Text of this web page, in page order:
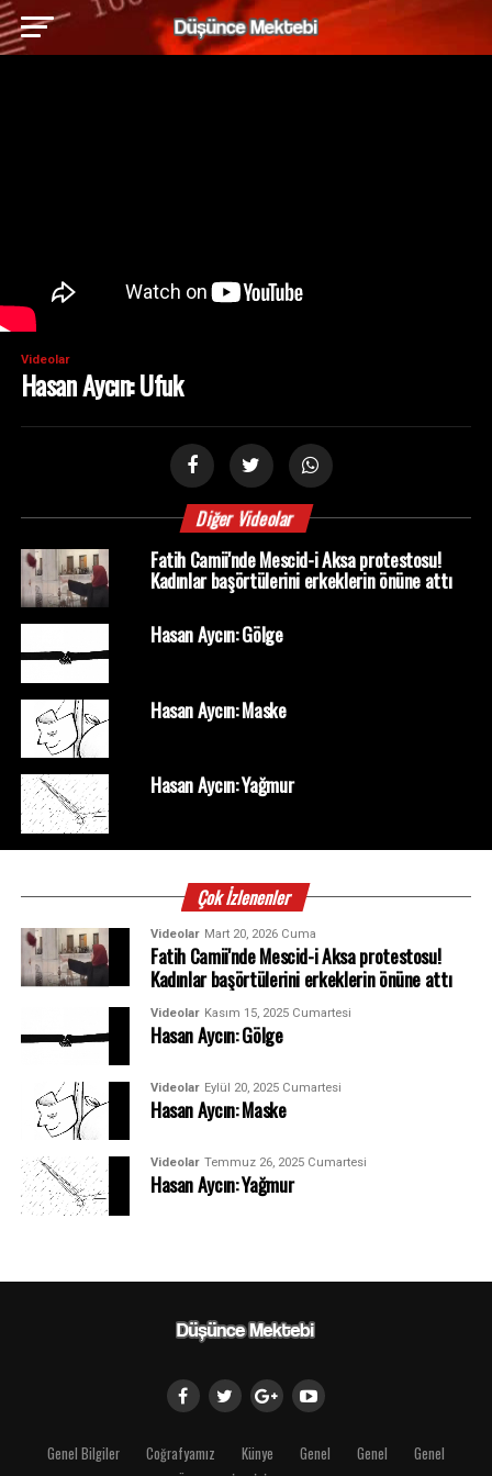
Videolar
Hasan Aycın: Ufuk
Diğer Videolar
Fatih Camii'nde Mescid-i Aksa protestosu!
Kadınlar başörtülerini erkeklerin önüne attı
Hasan Aycın: Gölge
Hasan Aycın: Maske
Hasan Aycın: Yağmur
Çok İzlenenler
Videolar Mart 20, 2026 Cuma
Fatih Camii'nde Mescid-i Aksa protestosu!
Kadınlar başörtülerini erkeklerin önüne attı
Videolar Kasım 15, 2025 Cumartesi
Hasan Aycın: Gölge
Videolar Eylül 20, 2025 Cumartesi
Hasan Aycın: Maske
Videolar Temmuz 26, 2025 Cumartesi
Hasan Aycın: Yağmur
Genel Bilgiler Coğrafyamız Künye Genel Genel
Genel